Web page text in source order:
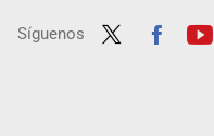
Síguenos